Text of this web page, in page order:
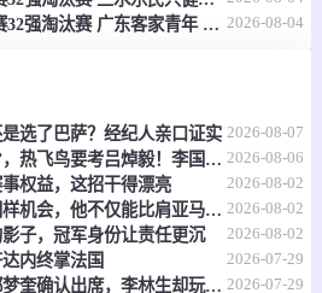
08-08 14:00 直播中
08-08 14:00 直播中
0 - 0 波克海尔女足
08月03日 佛山西甲足球联赛32强淘汰赛 广东客家青年 VS 广州英华思力U17 全场录像 2026-08-04
选了巴萨？经纪人亲口证实 2026-08-07
姆本扎别在梭鱼湾扮“巫师”，热飞鸟要考吕焯毅！李国旭想双杀，全场再唱莎啦啦 2026-08-06
权益，这招干得漂亮 2026-08-02
前队友放话：给迪奥曼德同样机会，他不仅能比肩亚马尔，还能超越他？ 2026-08-02
子，冠军身份让责任更沉 2026-08-02
内终掌法国 2026-07-29
听证会倒计时：洪明甫、郑梦奎确认出席，李林生却玩起了“缺席”戏码 2026-07-29